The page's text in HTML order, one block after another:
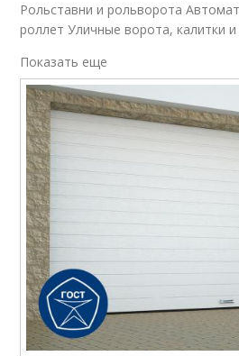
Рольставни и рольворота
роллет Уличные ворота, калитки
Показать еще